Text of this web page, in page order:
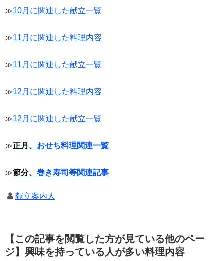
≫10月に関連した献立一覧
≫11月に関連した料理内容
≫11月に関連した献立一覧
≫12月に関連した料理内容
≫12月に関連した献立一覧
≫正月、 おせち料理関連一覧
≫節分、 巻き寿司等関連記事
献立案内人
【この記事を閲覧した方が見ている他のペー
ジ】興味を持っている人が多い料理内容